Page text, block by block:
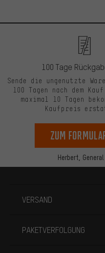
Herbert,
100 Tage
Sende die ungenutzte
100 Tagen nach dem
maximal 10 Tagen
Kaufpreis
zum
VERSAND
PAKETVERFOLGUNG